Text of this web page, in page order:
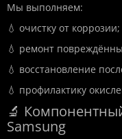
Мы выполняем:
💧 очистку от коррозии;
💧 ремонт
💧 восстановление
💧 профилактику
🔬
Samsung